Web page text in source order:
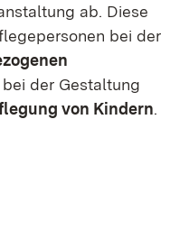
ab. Diese
bei der
der Gestaltung
von Kindern.